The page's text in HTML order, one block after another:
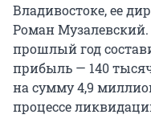
Владивостоке, ее
Роман
прошлый год
прибыль — 140
на сумму 4,9
процессе